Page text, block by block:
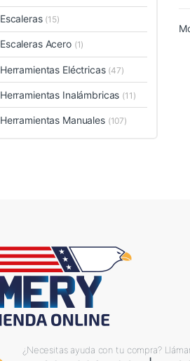
Escaleras (15)
Escaleras Acero (1)
Herramientas Eléctricas (47)
Herramientas Inalámbricas (11)
Herramientas Manuales (107)
¿Necesitas ayuda con tu compra?